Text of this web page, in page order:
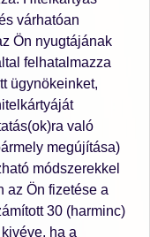
várhatóan
Ön nyugtájának
felhatalmazza
ügynökeinket,
való
megújítása)
módszerekkel
az Ön fizetése a
30 (harminc)
ha a